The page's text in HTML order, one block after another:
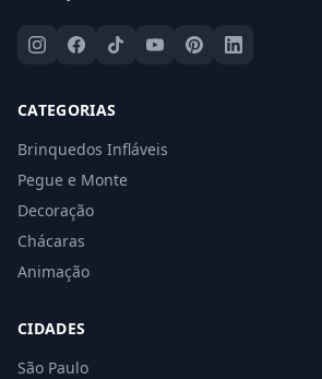
CATEGORIAS
Brinquedos Infláveis
Pegue e Monte
Decoração
Chácaras
Animação
CIDADES
São Paulo